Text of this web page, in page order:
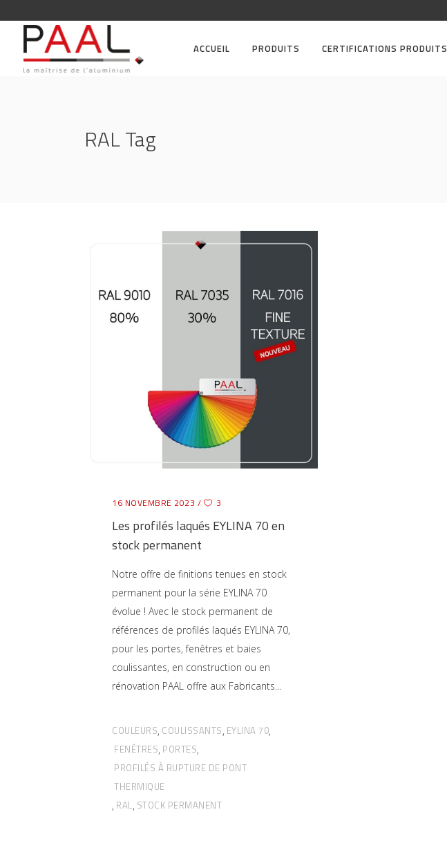
ACCUEIL PRODUITS CERTIFICATIONS PRODUITS
RAL Tag
16 NOVEMBRE 2023 3
Les profilés laqués EYLINA 70 en
stock permanent
Notre offre de finitions tenues en stock
permanent pour la série EYLINA 70
évolue ! Avec le stock permanent de
références de profilés laqués EYLINA 70,
pour les portes, fenêtres et baies
coulissantes, en construction ou en
rénovation PAAL offre aux Fabricants
COULEURS, COULISSANTS, EYLINA 70,
FENÊTRES, PORTES,
PROFILÉS À RUPTURE DE PONT
THERMIQUE
, RAL, STOCK PERMANENT